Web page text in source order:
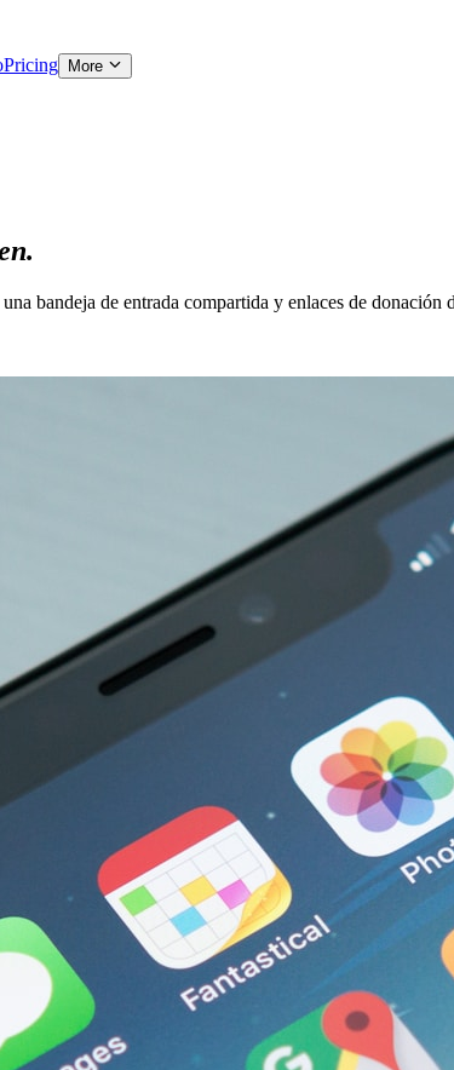
Pricing
More
bandeja de entrada compartida y enlaces de